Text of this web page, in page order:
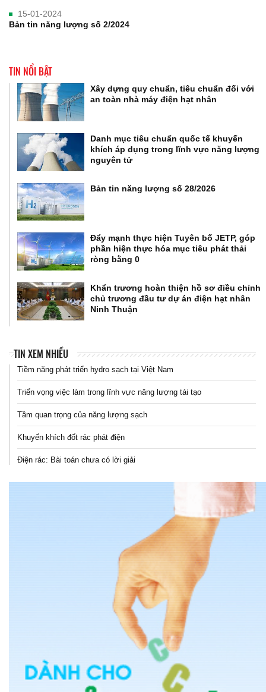
15-01-2024
Bản tin năng lượng số 2/2024
TIN NỔI BẬT
Xây dựng quy chuẩn, tiêu chuẩn đối với
an toàn nhà máy điện hạt nhân
Danh mục tiêu chuẩn quốc tế khuyến
khích áp dụng trong lĩnh vực năng lượng
nguyên tử
Bản tin năng lượng số 28/2026
Đẩy mạnh thực hiện Tuyên bố JETP, góp
phần hiện thực hóa mục tiêu phát thải
ròng bằng 0
Khẩn trương hoàn thiện hồ sơ điều chỉnh
chủ trương đầu tư dự án điện hạt nhân
Ninh Thuận
TIN XEM NHIỀU
Tiềm năng phát triển hydro sạch tại Việt Nam
Triển vọng việc làm trong lĩnh vực năng lượng tái tạo
Tầm quan trọng của năng lượng sạch
Khuyến khích đốt rác phát điện
Điện rác: Bài toán chưa có lời giải